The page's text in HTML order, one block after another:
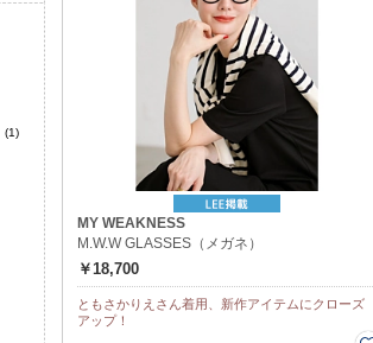
(1)
MY WEAKNESS
M.W.W GLASSES（メガネ）
￥18,700
ともさかりえさん着用、新作アイテムにクローズ
アップ！